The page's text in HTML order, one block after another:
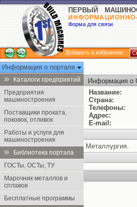
ПЕРВЫЙ
Форма для связи
Добавить в избранное
Информация о портале
Каталоги предприятий
Предприятия
машиностроения
Поставщики проката,
поковок, отливок
Работы и услуги для
машиностроения
Библиотека портала
ГОСТы, ОСТы, ТУ
Марочник металлов и
сплавов
Бесплатные программы
Информация о
Название:
Страна:
Телефоны:
Адрес:
E-mail:
Металлургия.